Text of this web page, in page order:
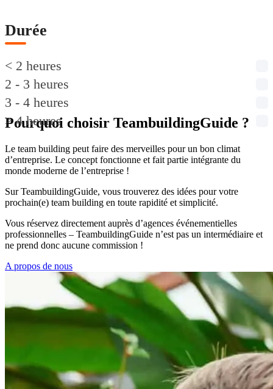
Durée
< 2 heures
2 - 3 heures
3 - 4 heures
> 4 heures
Pourquoi choisir TeambuildingGuide ?
Le team building peut faire des merveilles pour un bon climat
d’entreprise. Le concept fonctionne et fait partie intégrante du
monde moderne de l’entreprise !
Sur TeambuildingGuide, vous trouverez des idées pour votre
prochain(e) team building en toute rapidité et simplicité.
Vous réservez directement auprès d’agences événementielles
professionnelles – TeambuildingGuide n’est pas un intermédiaire et
ne prend donc aucune commission !
A propos de nous